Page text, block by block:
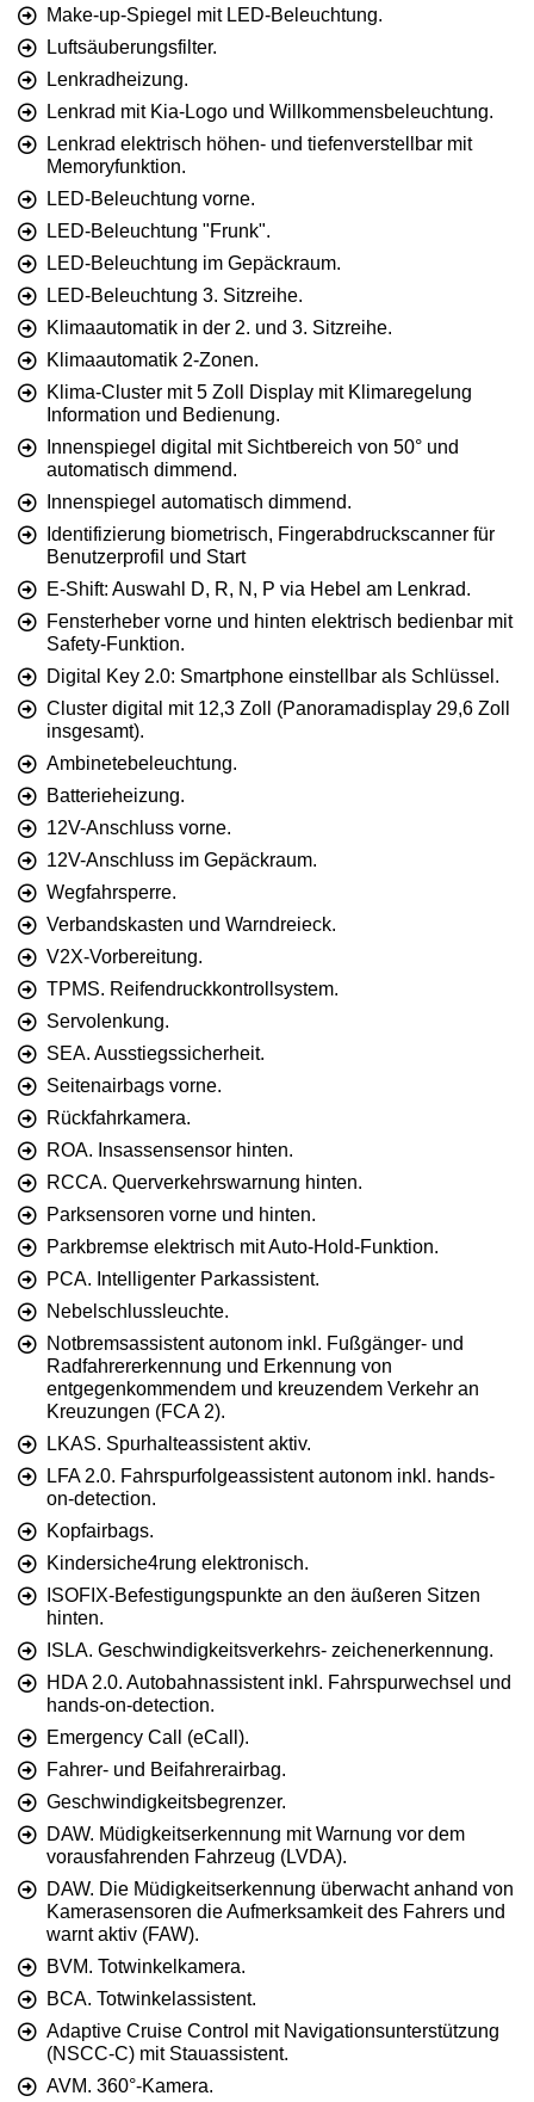
Make-up-Spiegel mit LED-Beleuchtung.
Luftsäuberungsfilter.
Lenkradheizung.
Lenkrad mit Kia-Logo und Willkommensbeleuchtung.
Lenkrad elektrisch höhen- und tiefenverstellbar mit
Memoryfunktion.
LED-Beleuchtung vorne.
LED-Beleuchtung "Frunk".
LED-Beleuchtung im Gepäckraum.
LED-Beleuchtung 3. Sitzreihe.
Klimaautomatik in der 2. und 3. Sitzreihe.
Klimaautomatik 2-Zonen.
Klima-Cluster mit 5 Zoll Display mit Klimaregelung
Information und Bedienung.
Innenspiegel digital mit Sichtbereich von 50° und
automatisch dimmend.
Innenspiegel automatisch dimmend.
Identifizierung biometrisch, Fingerabdruckscanner für
Benutzerprofil und Start
E-Shift: Auswahl D, R, N, P via Hebel am Lenkrad.
Fensterheber vorne und hinten elektrisch bedienbar mit
Safety-Funktion.
Digital Key 2.0: Smartphone einstellbar als Schlüssel.
Cluster digital mit 12,3 Zoll (Panoramadisplay 29,6 Zoll
insgesamt).
Ambinetebeleuchtung.
Batterieheizung.
12V-Anschluss vorne.
12V-Anschluss im Gepäckraum.
Wegfahrsperre.
Verbandskasten und Warndreieck.
V2X-Vorbereitung.
TPMS. Reifendruckkontrollsystem.
Servolenkung.
SEA. Ausstiegssicherheit.
Seitenairbags vorne.
Rückfahrkamera.
ROA. Insassensensor hinten.
RCCA. Querverkehrswarnung hinten.
Parksensoren vorne und hinten.
Parkbremse elektrisch mit Auto-Hold-Funktion.
PCA. Intelligenter Parkassistent.
Nebelschlussleuchte.
Notbremsassistent autonom inkl. Fußgänger- und
Radfahrererkennung und Erkennung von
entgegenkommendem und kreuzendem Verkehr an
Kreuzungen (FCA 2).
LKAS. Spurhalteassistent aktiv.
LFA 2.0. Fahrspurfolgeassistent autonom inkl. hands-
on-detection.
Kopfairbags.
Kindersiche4rung elektronisch.
ISOFIX-Befestigungspunkte an den äußeren Sitzen
hinten.
ISLA. Geschwindigkeitsverkehrs- zeichenerkennung.
HDA 2.0. Autobahnassistent inkl. Fahrspurwechsel und
hands-on-detection.
Emergency Call (eCall).
Fahrer- und Beifahrerairbag.
Geschwindigkeitsbegrenzer.
DAW. Müdigkeitserkennung mit Warnung vor dem
vorausfahrenden Fahrzeug (LVDA).
DAW. Die Müdigkeitserkennung überwacht anhand von
Kamerasensoren die Aufmerksamkeit des Fahrers und
warnt aktiv (FAW).
BVM. Totwinkelkamera.
BCA. Totwinkelassistent.
Adaptive Cruise Control mit Navigationsunterstützung
(NSCC-C) mit Stauassistent.
AVM. 360°-Kamera.